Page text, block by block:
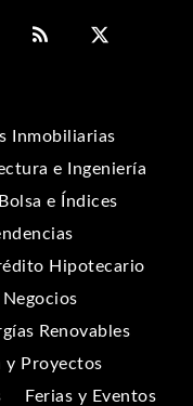
Inmobiliarias
e Ingeniería
Bolsa e Índices
Hipotecario
Renovables
y Proyectos
Ferias y Eventos